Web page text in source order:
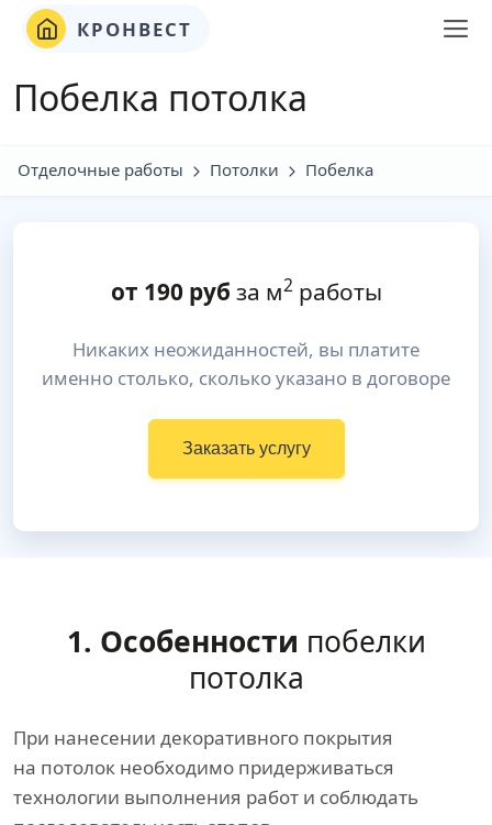
КРОНВЕСТ
Побелка потолка
Отделочные работы Потолки Побелка
от 190руб за м2работы
Никаких неожиданностей, вы платите
именно столько, сколько указано в договоре
Заказать услугу
1. Особенности побелки
потолка
При нанесении декоративного покрытия
на потолок необходимо придерживаться
технологии выполнения работ и соблюдать